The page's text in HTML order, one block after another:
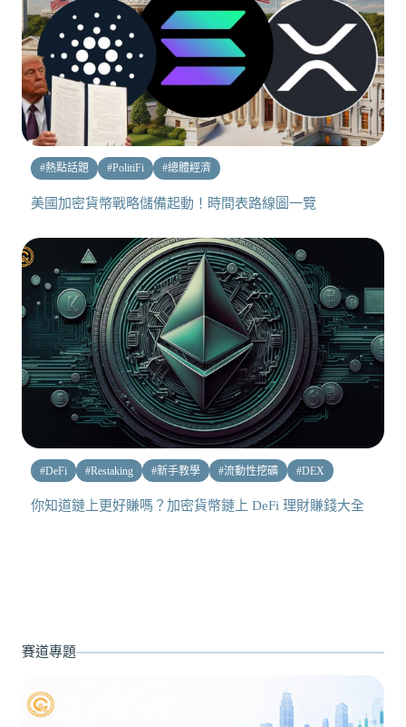
#熱點話題 #PolitiFi #總體經濟
美國加密貨幣戰略儲備起動！時間表路線圖一覽
#DeFi #Restaking #新手教學 #流動性挖礦 #DEX
你知道鏈上更好賺嗎？加密貨幣鏈上 DeFi 理財賺錢大全
賽道專題